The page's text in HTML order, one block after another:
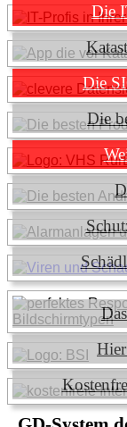
Die
Die
Die